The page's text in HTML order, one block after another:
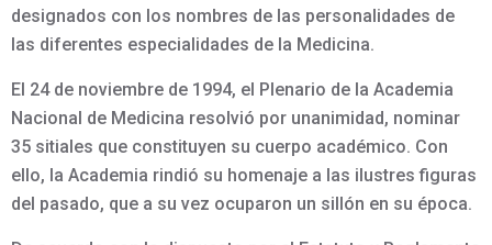
designados con los nombres de las personalidades de
las diferentes especialidades de la Medicina.
El 24 de noviembre de 1994, el Plenario de la Academia
Nacional de Medicina resolvió por unanimidad, nominar
35 sitiales que constituyen su cuerpo académico. Con
ello, la Academia rindió su homenaje a las ilustres figuras
del pasado, que a su vez ocuparon un sillón en su época.